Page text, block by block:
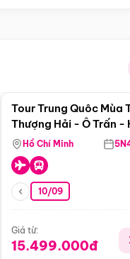
Tour Trung Quôc Mùa
Thượng Hải - Ô Trấn -
(Tour Không
Hồ Chí Minh
10/09
Giá từ:
15.499.000đ